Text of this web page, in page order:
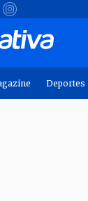
Deportes